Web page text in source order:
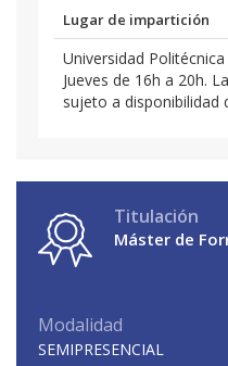
Lugar de impartición
Universidad
Jueves de 16h a 20h.
sujeto a disponibilidad
Titulación
Máster de
Modalidad
SEMIPRESENCIAL